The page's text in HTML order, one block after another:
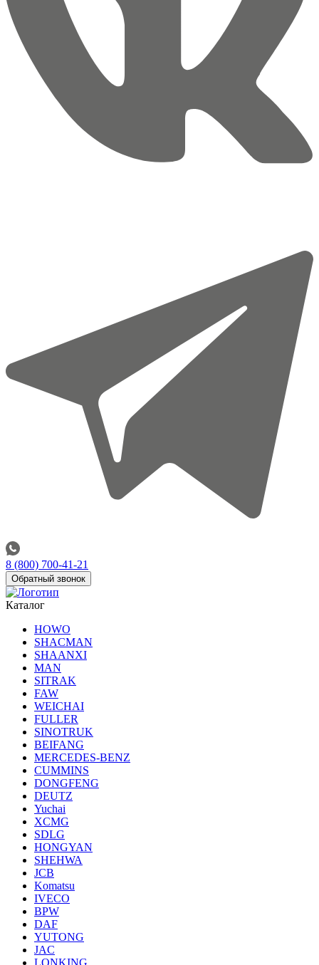
8 (800) 700-41-21
Обратный звонок
Каталог
HOWO
SHACMAN
SHAANXI
MAN
SITRAK
FAW
WEICHAI
FULLER
SINOTRUK
BEIFANG
MERCEDES-BENZ
CUMMINS
DONGFENG
DEUTZ
Yuchai
XCMG
SDLG
HONGYAN
SHEHWA
JCB
Komatsu
IVECO
BPW
DAF
YUTONG
JAC
LONKING